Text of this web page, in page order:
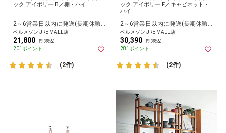
ック アイボリー B／棚・ハイ
2～6営業日以内に発送(長期休暇除く)
ベルメゾン JRE MALL店
21,800 円 (税込)
201ポイント
(2件)
ック アイボリー F／キャビネット・
ハイ
2～6営業日以内に発送(長期休暇除く)
ベルメゾン JRE MALL店
30,390 円 (税込)
281ポイント
(2件)